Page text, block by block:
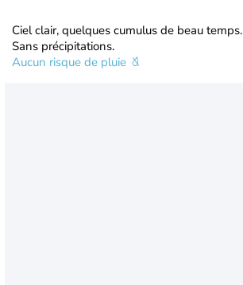
Ciel clair, quelques cumulus de beau temps.
Sans précipitations.
Aucun risque de pluie